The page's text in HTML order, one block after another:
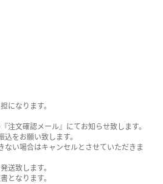
になります。
文確認メール』にてお知らせ致します。
をお願い致します。
い場合はキャンセルとさせていただきま
致します。
なります。